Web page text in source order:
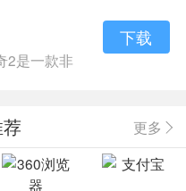
2是一款非
下载
更多